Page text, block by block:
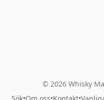
© 2026 Whisky